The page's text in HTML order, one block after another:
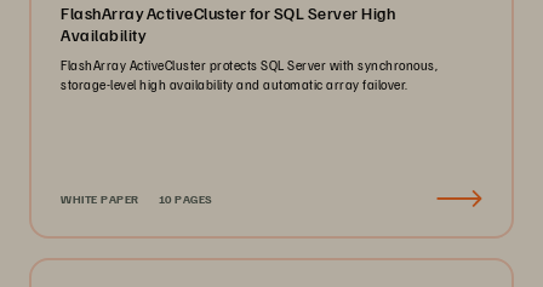
FlashArray ActiveCluster for SQL Server High
Availability
FlashArray ActiveCluster protects SQL Server with synchronous,
storage-level high availability and automatic array failover.
WHITE PAPER 10 PAGES